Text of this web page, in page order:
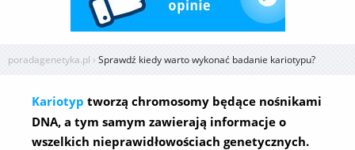
poradagenetyka.pl › Sprawdź kiedy warto wykonać badanie kariotypu?
Kariotyp tworzą chromosomy będące nośnikami
DNA, a tym samym zawierają informacje o
wszelkich nieprawidłowościach genetycznych.